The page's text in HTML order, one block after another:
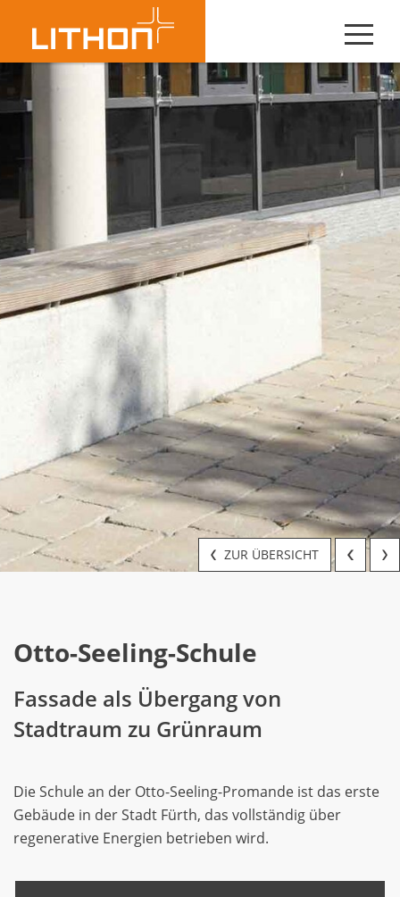
ZUR ÜBERSICHT
Otto-Seeling-Schule
Fassade als Übergang von
Stadtraum zu Grünraum
Die Schule an der Otto-Seeling-Promande ist das erste
Gebäude in der Stadt Fürth, das vollständig über
regenerative Energien betrieben wird.